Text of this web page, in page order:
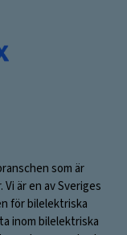
som är
är en av Sveriges
för bilelektriska
inom bilelektriska